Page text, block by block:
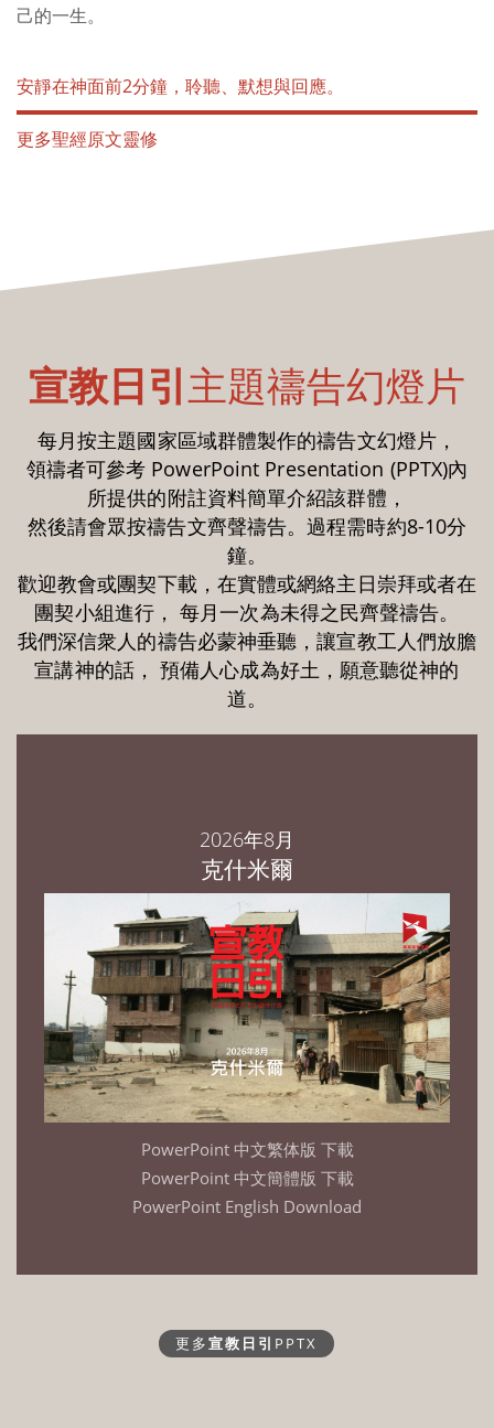
己的一生。
安靜在神面前2分鐘，聆聽、默想與回應。
更多聖經原文靈修
宣教日引主題禱告幻燈片
每月按主題國家區域群體製作的禱告文幻燈片，
領禱者可參考 PowerPoint Presentation (PPTX)內
所提供的附註資料簡單介紹該群體，
然後請會眾按禱告文齊聲禱告。過程需時約8-10分
鐘。
歡迎教會或團契下載，在實體或網絡主日崇拜或者在
團契小組進行， 每月一次為未得之民齊聲禱告。
我們深信衆人的禱告必蒙神垂聽，讓宣教工人們放膽
宣講神的話， 預備人心成為好土，願意聽從神的
道。
2026年8月
克什米爾
PowerPoint 中文繁体版 下載
PowerPoint 中文簡體版 下載
PowerPoint English Download
更多宣教日引 PPTX